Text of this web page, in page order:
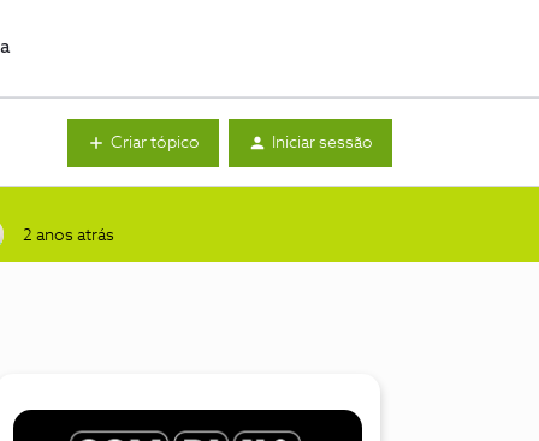
Criar tópico Iniciar sessão
2 anos atrás